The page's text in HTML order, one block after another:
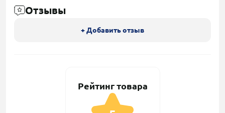
Отзывы
+ Добавить отзыв
Рейтинг товара